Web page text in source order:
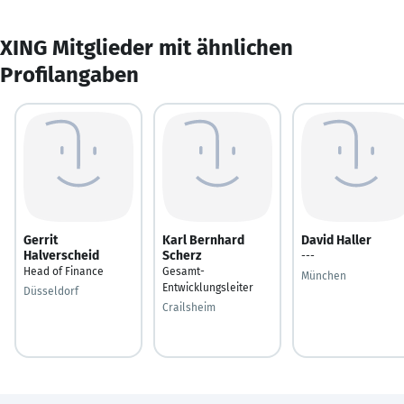
XING Mitglieder mit ähnlichen
Profilangaben
Gerrit
Halverscheid
Head of Finance
Düsseldorf
Karl Bernhard
Scherz
Gesamt-
Entwicklungsleiter
Crailsheim
David Haller
---
München